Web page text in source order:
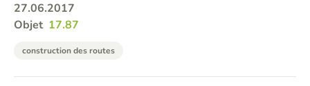
27.06.2017
Objet 17.87
construction des routes